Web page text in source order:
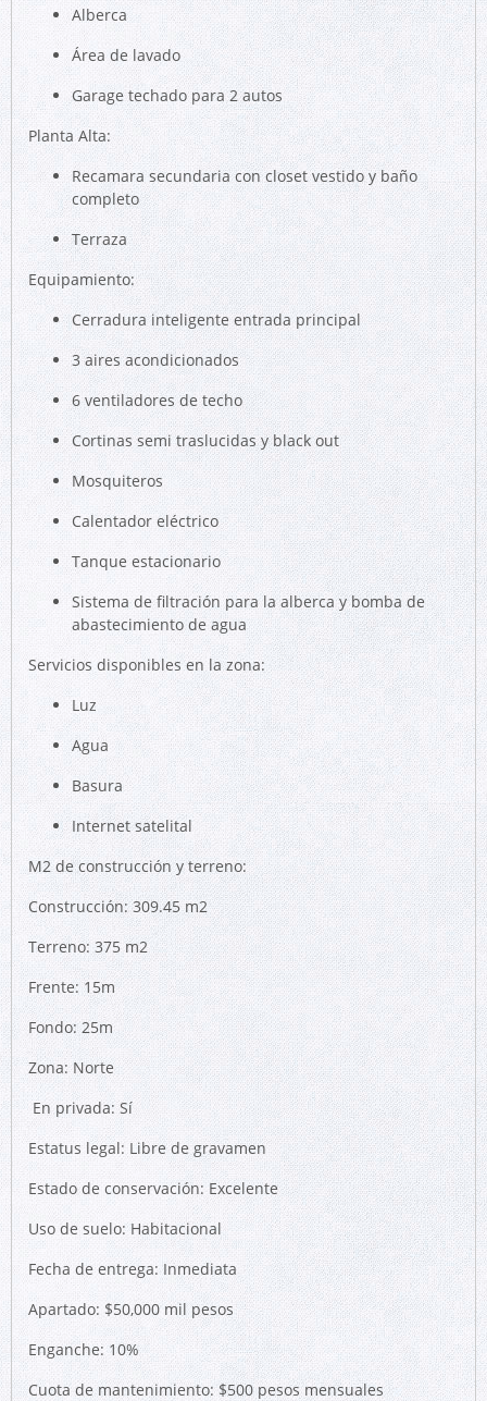
Alberca
Área de lavado
Garage techado para 2 autos
Planta Alta:
Recamara secundaria con closet vestido y baño
completo
Terraza
Equipamiento:
Cerradura inteligente entrada principal
3 aires acondicionados
6 ventiladores de techo
Cortinas semi traslucidas y black out
Mosquiteros
Calentador eléctrico
Tanque estacionario
Sistema de filtración para la alberca y bomba de
abastecimiento de agua
Servicios disponibles en la zona:
Luz
Agua
Basura
Internet satelital
M2 de construcción y terreno:
Construcción: 309.45 m2
Terreno: 375 m2
Frente: 15m
Fondo: 25m
Zona: Norte
En privada: Sí
Estatus legal: Libre de gravamen
Estado de conservación: Excelente
Uso de suelo: Habitacional
Fecha de entrega: Inmediata
Apartado: $50,000 mil pesos
Enganche: 10%
Cuota de mantenimiento: $500 pesos mensuales